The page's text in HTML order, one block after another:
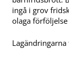
ingå i grov
olaga